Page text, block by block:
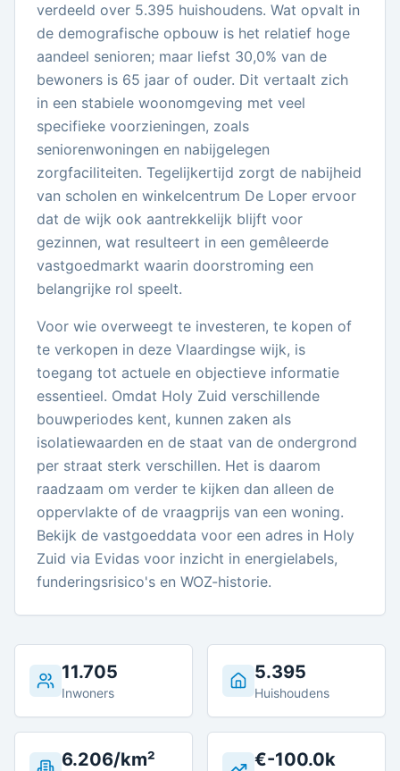
verdeeld over 5.395 huishoudens. Wat opvalt in
de demografische opbouw is het relatief hoge
aandeel senioren; maar liefst 30,0% van de
bewoners is 65 jaar of ouder. Dit vertaalt zich
in een stabiele woonomgeving met veel
specifieke voorzieningen, zoals
seniorenwoningen en nabijgelegen
zorgfaciliteiten. Tegelijkertijd zorgt de nabijheid
van scholen en winkelcentrum De Loper ervoor
dat de wijk ook aantrekkelijk blijft voor
gezinnen, wat resulteert in een gemêleerde
vastgoedmarkt waarin doorstroming een
belangrijke rol speelt.
Voor wie overweegt te investeren, te kopen of
te verkopen in deze Vlaardingse wijk, is
toegang tot actuele en objectieve informatie
essentieel. Omdat Holy Zuid verschillende
bouwperiodes kent, kunnen zaken als
isolatiewaarden en de staat van de ondergrond
per straat sterk verschillen. Het is daarom
raadzaam om verder te kijken dan alleen de
oppervlakte of de vraagprijs van een woning.
Bekijk de vastgoeddata voor een adres in Holy
Zuid via Evidas voor inzicht in energielabels,
funderingsrisico's en WOZ-historie.
11.705
Inwoners
5.395
Huishoudens
6.206/km² €-100.0k